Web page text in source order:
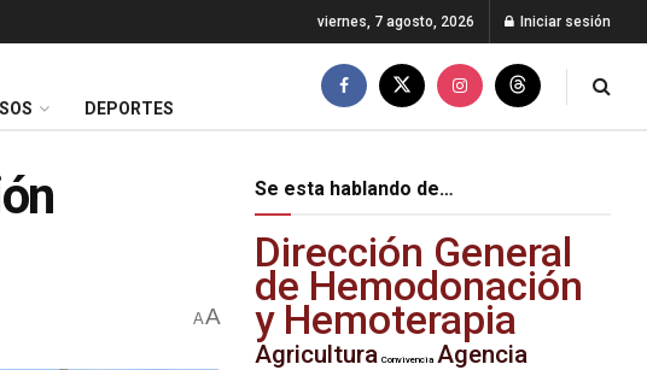
viernes, 7 agosto, 2026 Iniciar sesión
DEPORTES
AA
Se esta hablando de…
Dirección General
de Hemodonación
y Hemoterapia
Agricultura Convivencia Agencia